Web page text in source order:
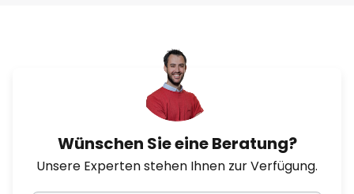
Wünschen Sie eine Beratung?
Unsere Experten stehen Ihnen zur Verfügung.